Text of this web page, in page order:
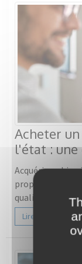
Acheter
l'état :
Acquérir un
propriété telle
qualités
Lire la suite